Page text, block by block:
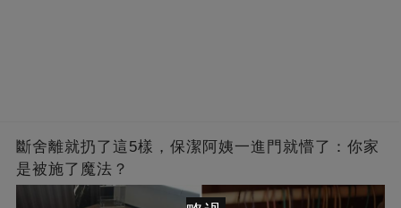
斷舍離就扔了這5樣，保潔阿姨一進門就懵了：你家
是被施了魔法？